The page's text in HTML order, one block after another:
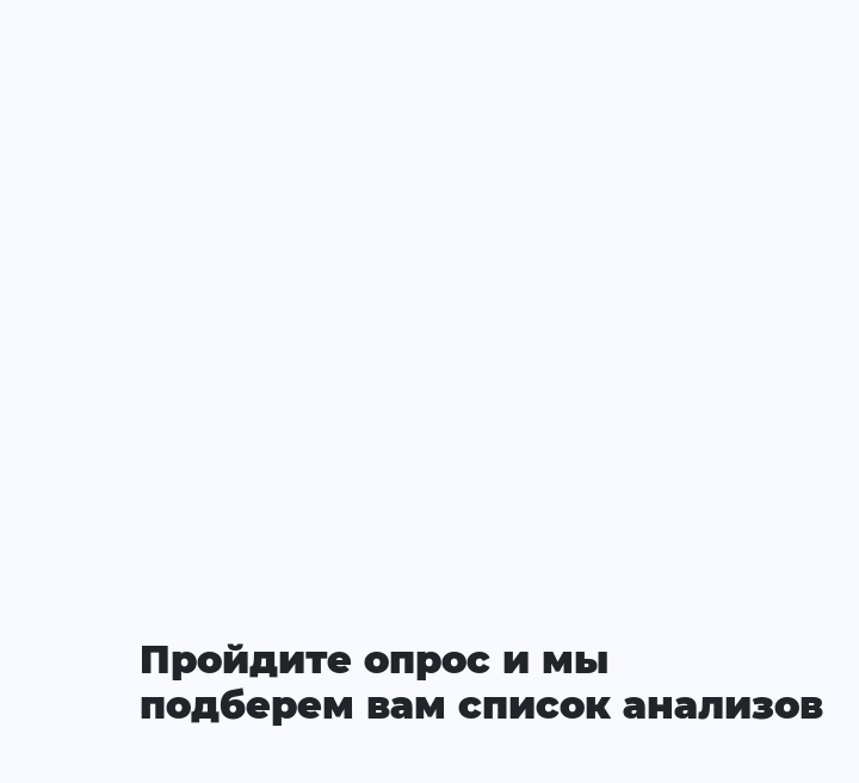
Пройдите опрос и мы
подберем вам список анализов